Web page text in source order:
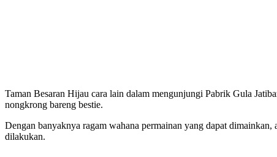
Taman Besaran Hijau cara lain dalam mengunjungi Pabrik Gula
nongkrong bareng bestie.
Dengan banyaknya ragam wahana permainan yang dapat
dilakukan.